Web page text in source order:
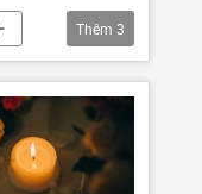
Thêm 3